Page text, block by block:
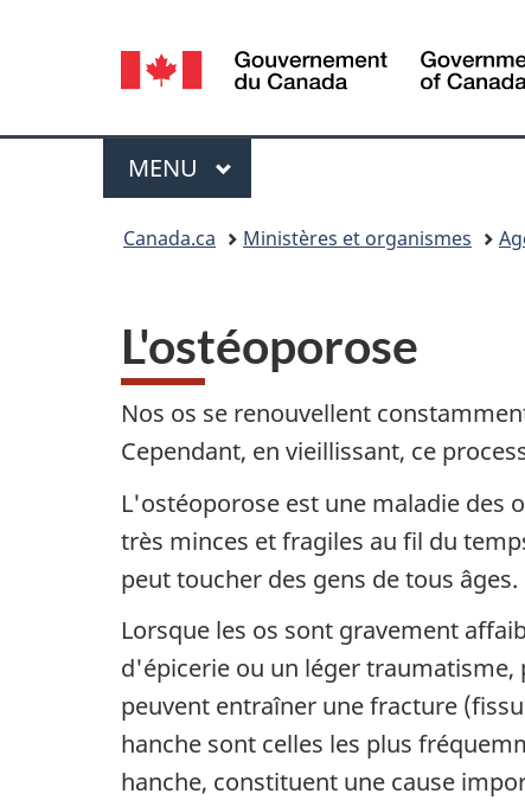
Sélection
de
la
langue
Menu
MENU PRINCIPAL
Canada.ca Ministères et organismes
L'ostéoporose
Nos os se renouvellent
Cependant, en vieillissant, ce
L'ostéoporose est une maladie des
très minces et fragiles au fil du
peut toucher des gens de tous âges.
Lorsque les os sont gravement
d'épicerie ou un léger
peuvent entraîner une fracture
hanche sont celles les plus
hanche, constituent une cause